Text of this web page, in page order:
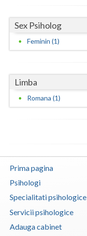
Sibiu
Teleorman
Timis
Vaslui
Vrancea
Sex Psiholog
Feminin (1)
Limba
Romana (1)
Prima pagina
Psihologi
Specialitati psihologice
Servicii psihologice
Adauga cabinet